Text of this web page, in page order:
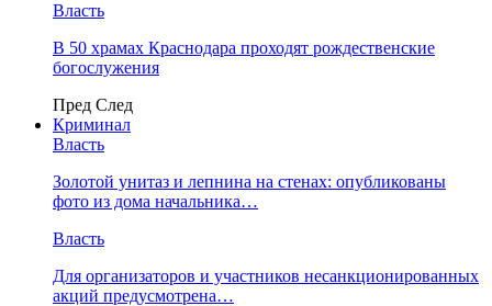
Власть
В 50 храмах Краснодара проходят рождественские
богослужения
Пред След
Криминал
Власть
​Золотой унитаз и лепнина на стенах: опубликованы
фото из дома начальника…
Власть
Для организаторов и участников несанкционированных
акций предусмотрена…